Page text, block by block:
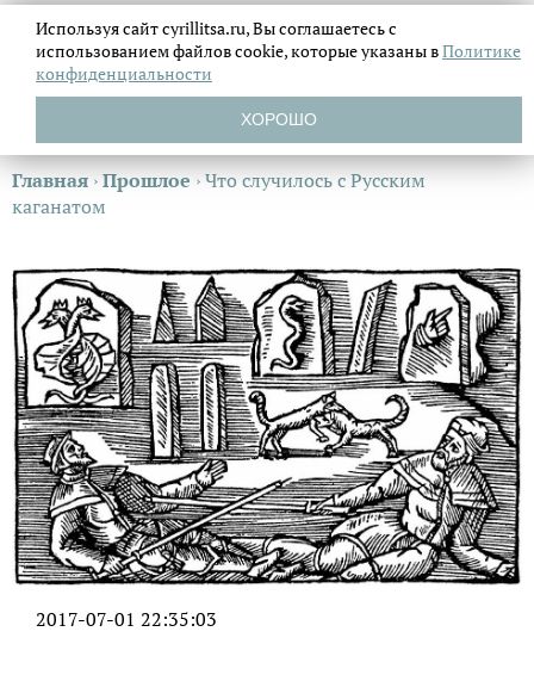
Главная ›Прошлое ›Что случилось с Русским
каганатом
2017-07-01 22:35:03
Используя сайт cyrillitsa.ru, Вы соглашаетесь с
использованием файловcookie, которые указаны вПолитике
конфиденциальности
ХОРОШО